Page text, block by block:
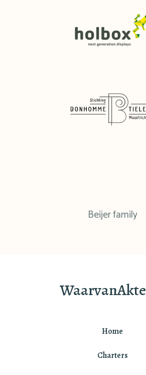
Beijer family
WaarvanAkte
Home
Charters